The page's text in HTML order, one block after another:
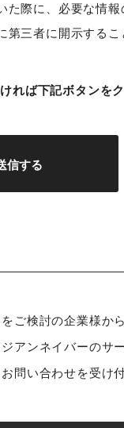
際に、必要な情
三者に開示するこ
れば下記ボタンを
ご検討の企業様か
アンネイバーのサ
問い合わせを受け